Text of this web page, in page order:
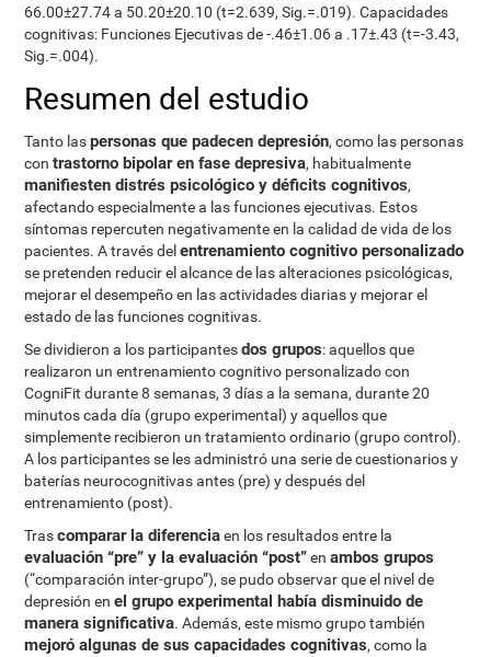
66.00±27.74 a 50.20±20.10 (t=2.639, Sig.=.019). Capacidades
cognitivas: Funciones Ejecutivas de -.46±1.06 a .17±.43 (t=-3.43,
Sig.=.004).
Resumen del estudio
Tanto laspersonas que padecen depresión, como las personas
contrastorno bipolar en fase depresiva, habitualmente
manifiesten distrés psicológico y déficits cognitivos,
afectando especialmente a las funciones ejecutivas. Estos
síntomas repercuten negativamente en la calidad de vida de los
pacientes. A través delentrenamiento cognitivo personalizado
se pretenden reducir el alcance de las alteraciones psicológicas,
mejorar el desempeño en las actividades diarias y mejorar el
estado de las funciones cognitivas.
Se dividieron a los participantesdos grupos: aquellos que
realizaron un entrenamiento cognitivo personalizado con
CogniFit durante 8 semanas, 3 días a la semana, durante 20
minutos cada día (grupo experimental) y aquellos que
simplemente recibieron un tratamiento ordinario (grupo control).
A los participantes se les administró una serie de cuestionarios y
baterías neurocognitivas antes (pre) y después del
entrenamiento (post).
Trascomparar la diferenciaen los resultados entre la
evaluación “pre” y la evaluación “post”enambos grupos
(“comparación inter-grupo”), se pudo observar que el nivel de
depresión enel grupo experimental había disminuido de
manera significativa. Además, este mismo grupo también
mejoró algunas de sus capacidades cognitivas, como la